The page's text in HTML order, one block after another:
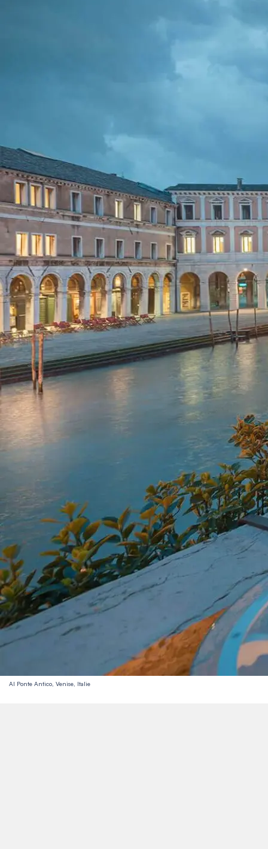
Al Ponte Antico, Venise, Italie